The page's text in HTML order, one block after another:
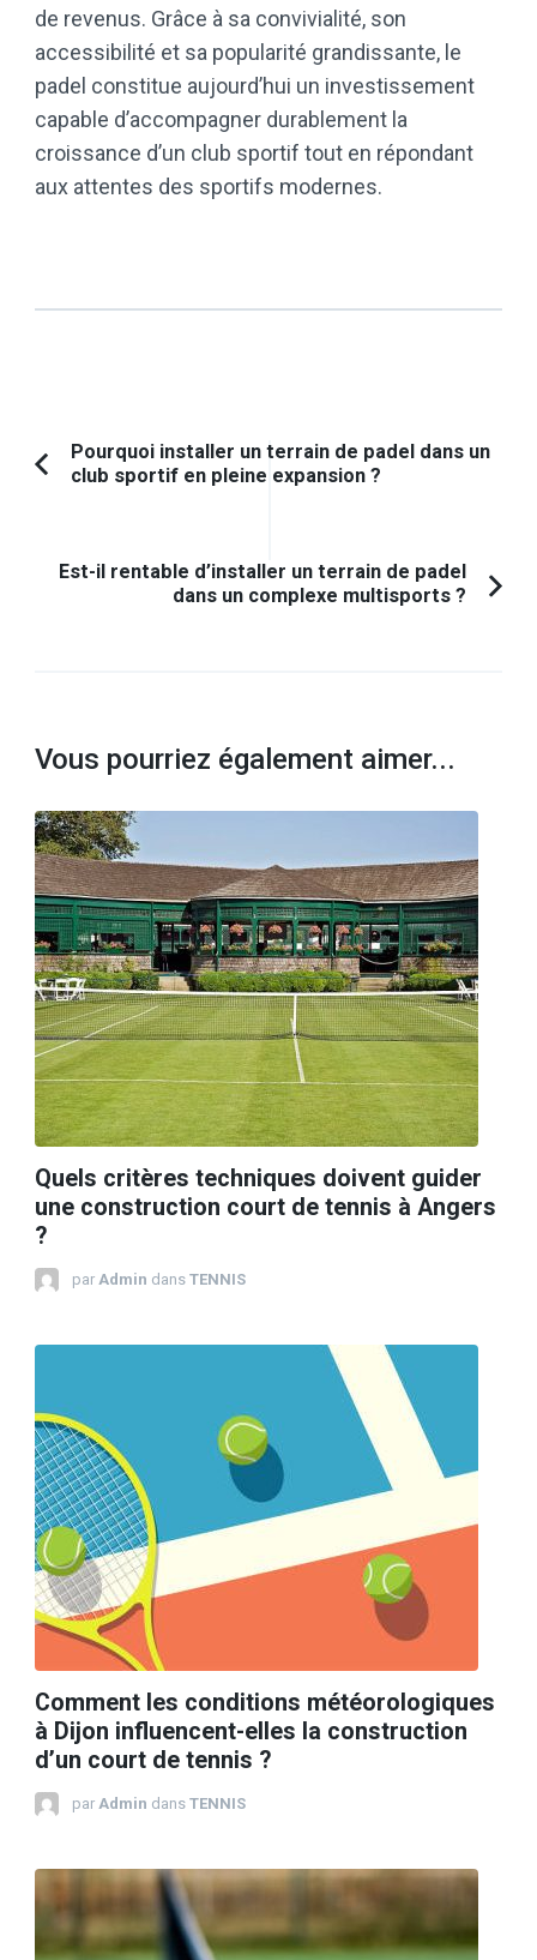
de revenus. Grâce à sa convivialité, son
accessibilité et sa popularité grandissante, le
padel constitue aujourd’hui un investissement
capable d’accompagner durablement la
croissance d’un club sportif tout en répondant
aux attentes des sportifs modernes.
Navigation
d'article
Article
Pourquoi installer un terrain de padel dans un
club sportif en pleine expansion ?
Est-il rentable d’installer un terrain de padel
dans un complexe multisports ?
Vous pourriez également aimer...
Quels critères techniques doivent guider
une construction court de tennis à Angers
?
par Admin dans TENNIS
Comment les conditions météorologiques
à Dijon influencent-elles la construction
d’un court de tennis ?
par Admin dans TENNIS